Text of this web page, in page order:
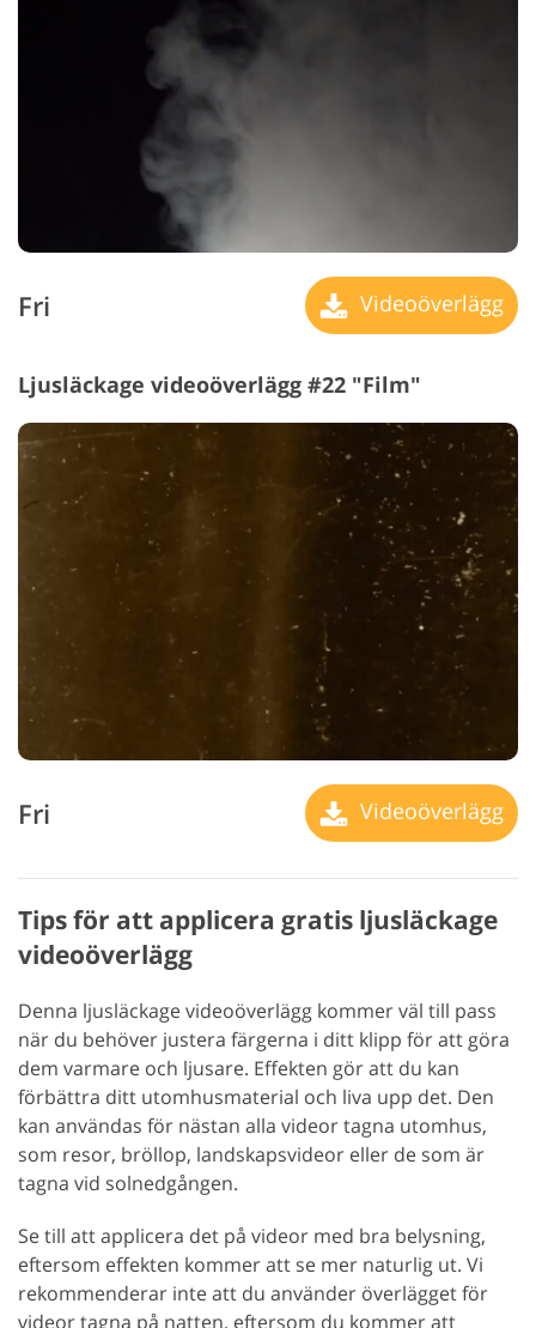
Fri Videoöverlägg
Ljusläckage videoöverlägg #22 "Film"
Fri Videoöverlägg
Tips för att applicera gratis ljusläckage
videoöverlägg
Denna ljusläckage videoöverlägg kommer väl till pass
när du behöver justera färgerna i ditt klipp för att göra
dem varmare och ljusare. Effekten gör att du kan
förbättra ditt utomhusmaterial och liva upp det. Den
kan användas för nästan alla videor tagna utomhus,
som resor, bröllop, landskapsvideor eller de som är
tagna vid solnedgången.
Se till att applicera det på videor med bra belysning,
eftersom effekten kommer att se mer naturlig ut. Vi
rekommenderar inte att du använder överlägget för
videor tagna på natten, eftersom du kommer att